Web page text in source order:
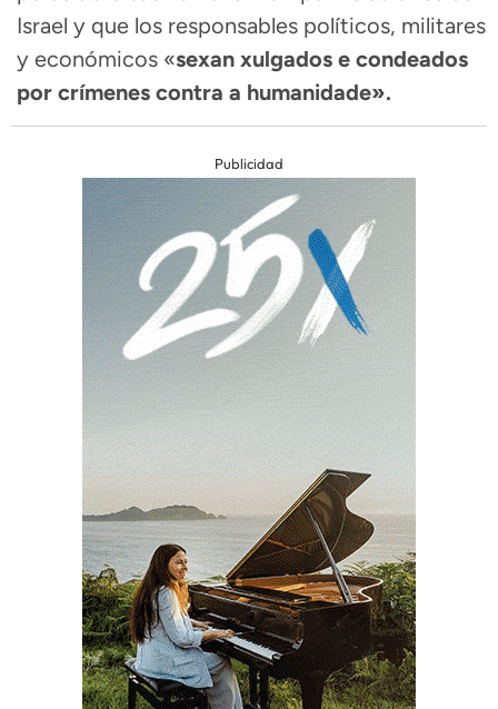
Israel y que los responsables políticos, militares
y económicos «sexan xulgados e condeados
por crímenes contra a humanidade».
Publicidad